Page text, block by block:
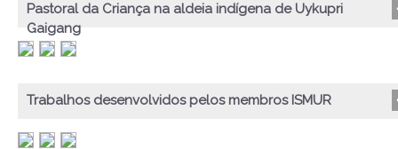
Pastoral da Criança na aldeia indígena de Uykupri
Gaigang
Trabalhos desenvolvidos pelos membros ISMUR